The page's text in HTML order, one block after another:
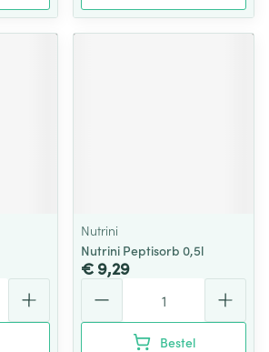
Nutrini
Nutrini Peptisorb 0,5l
€ 9,29
Bestel